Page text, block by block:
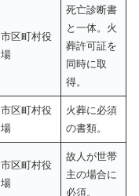
市区町村役
場
死亡診断書
と一体。火
葬許可証を
同時に取
得。
市区町村役
場
火葬に必須
の書類。
市区町村役
場
故人が世帯
主の場合に
必須。